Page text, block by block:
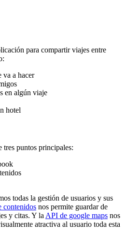
para compartir viajes entre
va a hacer
en algún viaje
hotel
tres puntos principales:
todas la gestión de usuarios y sus
contenidos nos permite guardar de
y citas. Y la API de google maps nos
atractiva al usuario toda esta